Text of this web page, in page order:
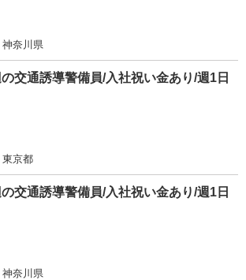
奈川県
交通誘導警備員/入社祝い金あり/週1日
京都
交通誘導警備員/入社祝い金あり/週1日
奈川県